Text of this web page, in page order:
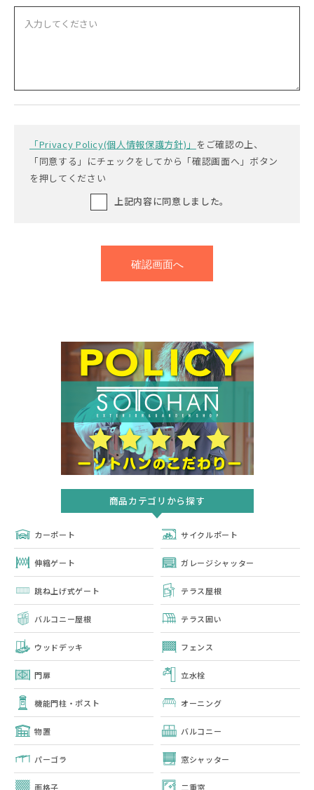
「Privacy Policy(個人情報保護方針)」 をご確認の上、
「同意する」にチェックをしてから「確認画面へ」ボタン
を押してください
上記内容に同意しました。
確認画面へ
商品カテゴリから探す
カーポート サイクルポート
伸縮ゲート ガレージシャッター
跳ね上げ式ゲート テラス屋根
バルコニー屋根 テラス囲い
ウッドデッキ フェンス
門扉 立水栓
機能門柱・ポスト オーニング
物置 バルコニー
パーゴラ 窓シャッター
面格子 二重窓